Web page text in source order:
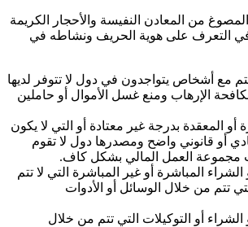
من المعادن النفيسة والأحجار الكريمة
في التعرف على هوية الحريف ونشاطه في
تتم مع أشخاص يتواجدون في دول لا تتوفر لديها
الإرهاب ومنع غسل الأموال أو حاملين
أو المعقدة بدرجة غير معتادة أو التي لا يكون
أو قانوني واضح ومصدرها دول لا تقوم
مجموعة العمل المالي بشكل كاف.
الشراء المباشرة أو غير المباشرة التي لا تتم
تتم من خلال الوسائل أو الأدوات
الشراء أو التوكيلات التي تتم من خلال